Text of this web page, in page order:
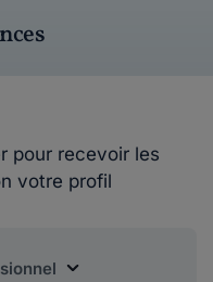
pour recevoir les
votre profil